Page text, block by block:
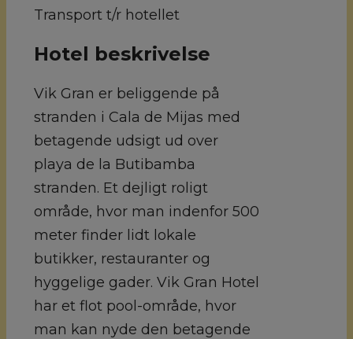
Transport t/r hotellet
Hotel beskrivelse
Vik Gran er beliggende på
stranden i Cala de Mijas med
betagende udsigt ud over
playa de la Butibamba
stranden. Et dejligt roligt
område, hvor man indenfor 500
meter finder lidt lokale
butikker, restauranter og
hyggelige gader. Vik Gran Hotel
har et flot pool-område, hvor
man kan nyde den betagende